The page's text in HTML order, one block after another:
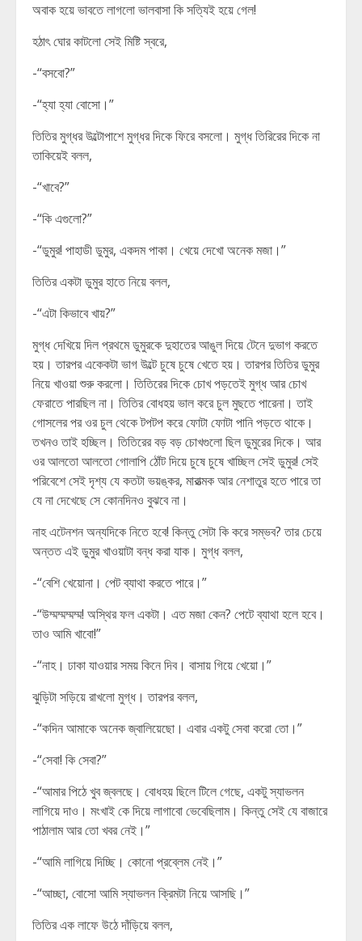
অবাক হয়ে ভাবতে লাগলো ভালবাসা কি সত্যিই হয়ে গেল!
হঠাৎ ঘোর কাটলো সেই মিষ্টি স্বরে,
-“বসবো?”
-“হ্যা হ্যা বোসো।”
তিতির মুগ্ধর উল্টোপাশে মুগ্ধর দিকে ফিরে বসলো। মুগ্ধ তিরিরের দিকে না
তাকিয়েই বলল,
-“খাবে?”
-“কি এগুলো?”
-“ডুমুর! পাহাডী ডুমুর, একদম পাকা। খেয়ে দেখো অনেক মজা।”
তিতির একটা ডুমুর হাতে নিয়ে বলল,
-“এটা কিভাবে খায়?”
মুগ্ধ দেখিয়ে দিল প্রথমে ডুমুরকে দুহাতের আঙুল দিয়ে টেনে দুভাগ করতে
হয়। তারপর একেকটা ভাগ উল্টে চুষে চুষে খেতে হয়। তারপর তিতির ডুমুর
নিয়ে খাওয়া শুরু করলো। তিতিরের দিকে চোখ পড়তেই মুগ্ধ আর চোখ
ফেরাতে পারছিল না। তিতির বোধহয় ভাল করে চুল মুছতে পারেনা। তাই
গোসলের পর ওর চুল থেকে টপটপ করে ফোটা ফোটা পানি পড়তে থাকে।
তখনও তাই হচ্ছিল। তিতিরের বড় বড় চোখগুলো ছিল ডুমুরের দিকে। আর
ওর আলতো আলতো গোলাপি ঠোঁট দিয়ে চুষে চুষে খাচ্ছিল সেই ডুমুর! সেই
পরিবেশে সেই দৃশ্য যে কতটা ভয়ঙ্কর, মারাত্মক আর নেশাতুর হতে পারে তা
যে না দেখেছে সে কোনদিনও বুঝবে না।
নাহ এটেনশন অন্যদিকে নিতে হবে! কিন্তু সেটা কি করে সম্ভব? তার চেয়ে
অন্তত এই ডুমুর খাওয়াটা বন্ধ করা যাক। মুগ্ধ বলল,
-“বেশি খেয়োনা। পেট ব্যাথা করতে পারে।”
-“উম্মম্মম্মম্ম! অস্থির ফল একটা। এত মজা কেন? পেটে ব্যাথা হলে হবে।
তাও আমি খাবো!”
-“নাহ। ঢাকা যাওয়ার সময় কিনে দিব। বাসায় গিয়ে খেয়ো।”
ঝুড়িটা সড়িয়ে রাখলো মুগ্ধ। তারপর বলল,
-“কদিন আমাকে অনেক জ্বালিয়েছো। এবার একটু সেবা করো তো।”
-“সেবা! কি সেবা?”
-“আমার পিঠে খুব জ্বলছে। বোধহয় ছিলে টিলে গেছে, একটু স্যাভলন
লাগিয়ে দাও। মংখাই কে দিয়ে লাগাবো ভেবেছিলাম। কিন্তু সেই যে বাজারে
পাঠালাম আর তো খবর নেই।”
-“আমি লাগিয়ে দিচ্ছি। কোনো প্রব্লেম নেই।”
-“আচ্ছা, বোসো আমি স্যাভলন ক্রিমটা নিয়ে আসছি।”
তিতির এক লাফে উঠে দাঁড়িয়ে বলল,